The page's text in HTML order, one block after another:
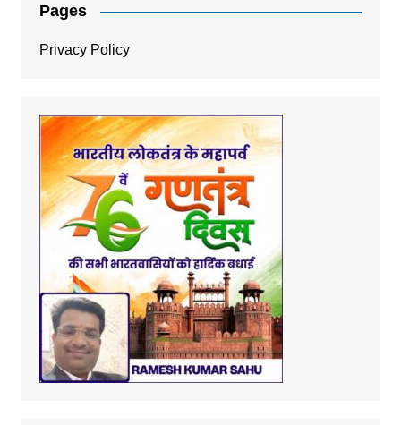
Pages
Privacy Policy